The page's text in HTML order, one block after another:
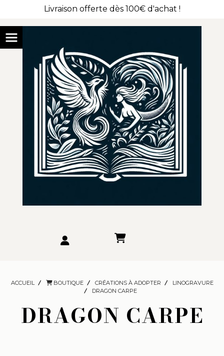
Livraison offerte dès 100€ d'achat !
ACCUEIL BOUTIQUE CRÉATIONS À ADOPTER
LINOGRAVURE
DRAGON CARPE
DRAGON CARPE